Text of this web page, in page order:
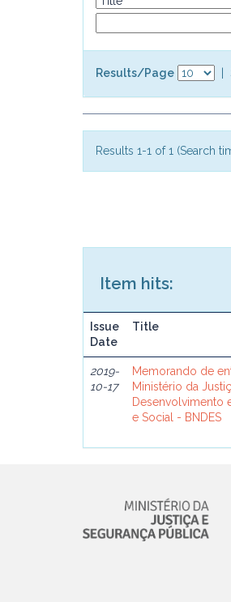
Results/Page
Results 1-1 of 1 (Search
Item hits:
Issue
Date
Title
2019-
10-17
Memorando de
Ministério da
Desenvolvimento
e Social - BNDES